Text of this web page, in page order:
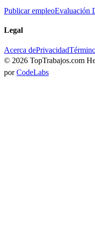
Publicar empleoEvaluación
Legal
Acerca dePrivacidad
© 2026 TopTrabajos.com
por CodeLabs